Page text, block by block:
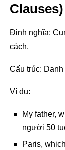
Clauses)
Định nghĩa:
cách.
Cấu trúc:
Ví dụ:
My father,
người 50
Paris,